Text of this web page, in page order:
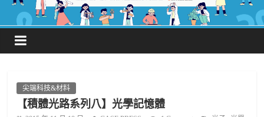
尖端科技&材料
【積體光路系列八】光學記憶體